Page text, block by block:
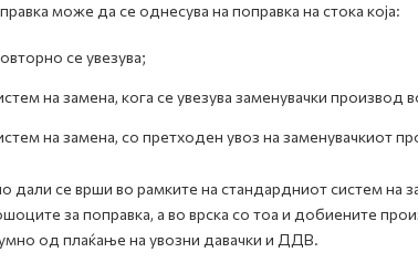
може да се однесува на поправка на стока која:
се увезува;
на замена, кога се увезува заменувачки производ
на замена, со претходен увоз на заменувачкиот
дали се врши во рамките на стандардниот систем
за поправка, а во врска со тоа и добиените
од плаќање на увозни давачки и ДДВ.